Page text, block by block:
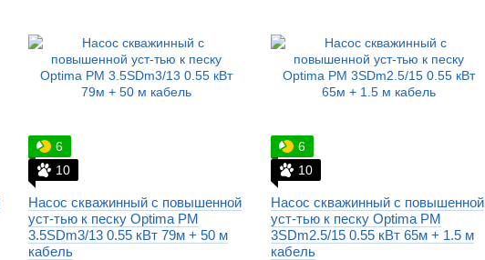
6
10
Насос скважинный с повышенной
уст-тью к песку Optima PM
3.5SDm3/13 0.55 кВт 79м + 50 м
кабель
6
10
Насос скважинный с повышенной
уст-тью к песку Optima PM
3SDm2.5/15 0.55 кВт 65м + 1.5 м
кабель